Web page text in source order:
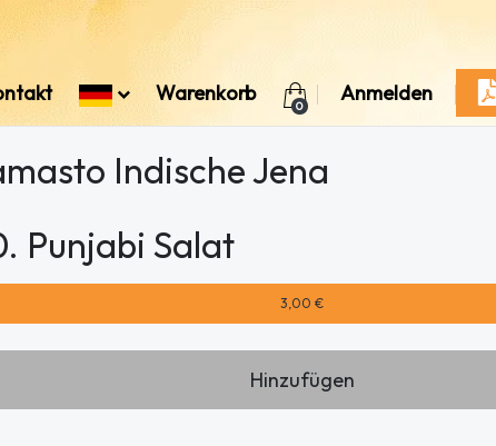
Warenkorb
0
Anmelden
Indische Jena
Punjabi Salat
3,00 €
Hinzufügen